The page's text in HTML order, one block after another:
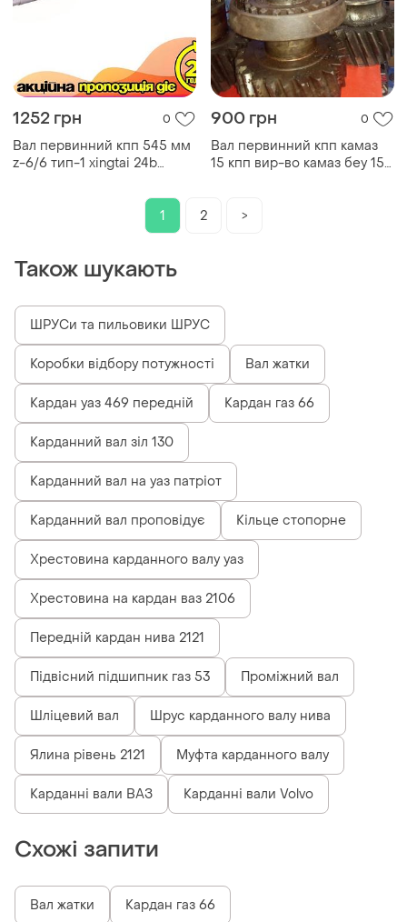
1252 грн 0
Вал первинний кпп 545 мм
z-6/6 тип-1 xingtai 24b
мм ø 28/30/35/40 вага 3385
900 грн 0
Вал первинний кпп камаз
15 кпп вир-во камаз беу 15
1 2 >
Також шукають
ШРУСи та пильовики ШРУС
Коробки відбору потужності Вал жатки
Кардан уаз 469 передній Кардан газ 66
Карданний вал зіл 130
Карданний вал на уаз патріот
Карданний вал проповідує Кільце стопорне
Хрестовина карданного валу уаз
Хрестовина на кардан ваз 2106
Передній кардан нива 2121
Підвісний підшипник газ 53 Проміжний вал
Шліцевий вал Шрус карданного валу нива
Ялина рівень 2121 Муфта карданного валу
Карданні вали ВАЗ Карданні вали Volvo
Схожі запити
Вал жатки Кардан газ 66